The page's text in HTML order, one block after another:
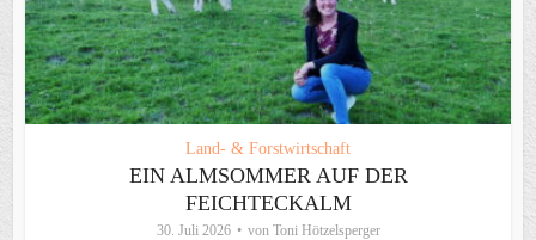
Land- & Forstwirtschaft
EIN ALMSOMMER AUF DER
FEICHTECKALM
30. Juli 2026 von Toni Hötzelsperger